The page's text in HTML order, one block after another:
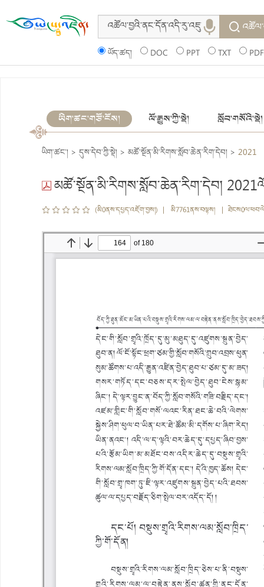
ཡོད་ཚད། DOC PPT TXT PDF
ཡིག་ཚང་གཙོ་ངོས། ལོ་རྒྱུས་ཀྱི་སྡེ། སློབ་གསོའི་སྡེ།
ཡིག་ཚང་། > དུས་དེབ་ཀྱི་སྡེ། > མཚོ་སྔོན་མི་རིགས་སློབ་ཆེན་རིག་དེབ། > 2021
མཚོ་སྔོན་མི་རིགས་སློབ་ཆེན་རིག་དེབ།
(མི0ནས་དཔྱད་འཇོག་བྱས།) | མི7761ནས་བལྟས། |